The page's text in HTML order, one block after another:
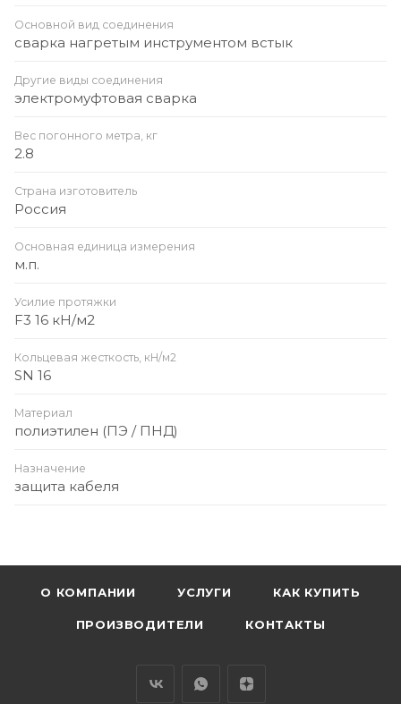
Основной вид соединения
сварка нагретым инструментом встык
Другие виды соединения
электромуфтовая сварка
Вес погонного метра, кг
2.8
Страна изготовитель
Россия
Основная единица измерения
м.п.
Усилие протяжки
F3 16 кН/м2
Кольцевая жесткость, кН/м2
SN 16
Материал
полиэтилен (ПЭ / ПНД)
Назначение
защита кабеля
О КОМПАНИИ УСЛУГИ КАК КУПИТЬ
ПРОИЗВОДИТЕЛИ КОНТАКТЫ